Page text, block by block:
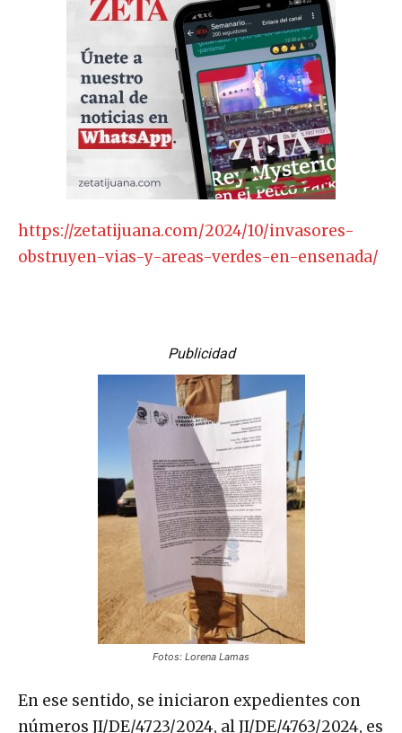
https://zetatijuana.com/2024/10/invasores-
obstruyen-vias-y-areas-verdes-en-ensenada/
Publicidad
Fotos: Lorena Lamas
En ese sentido, se iniciaron expedientes con
números JI/DE/4723/2024, al JI/DE/4763/2024, es